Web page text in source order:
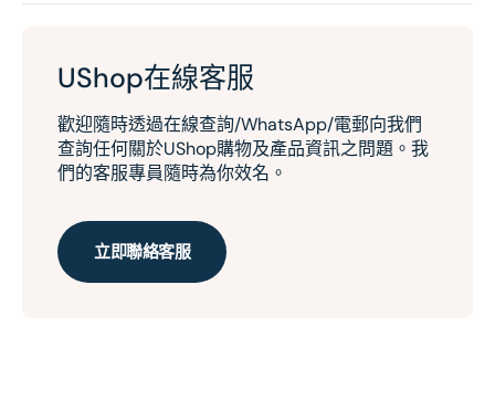
UShop在線客服
歡迎隨時透過在線查詢/WhatsApp/電郵向我們
查詢任何關於UShop購物及產品資訊之問題。我
們的客服專員隨時為你效名。
立即聯絡客服